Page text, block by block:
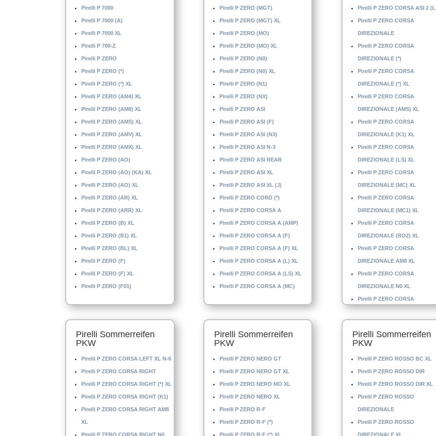
Pirelli P 7000
Pirelli P 7000 (A)
Pirelli P 7000 XL
Pirelli P 700-Z
Pirelli P ZERO
Pirelli P ZERO (*)
Pirelli P ZERO (*) XL
Pirelli P ZERO (AM4) XL
Pirelli P ZERO (AM8) XL
Pirelli P ZERO (AMS) XL
Pirelli P ZERO (AMV) XL
Pirelli P ZERO (AMX) XL
Pirelli P ZERO (AO)
Pirelli P ZERO (AO) (KA) XL
Pirelli P ZERO (AO) XL
Pirelli P ZERO (AR) XL
Pirelli P ZERO (ARR) XL
Pirelli P ZERO (B) XL
Pirelli P ZERO (B1) XL
Pirelli P ZERO (BL) XL
Pirelli P ZERO (F)
Pirelli P ZERO (F) XL
Pirelli P ZERO (F01)
Pirelli Sommerreifen
PKW
Pirelli P ZERO CORSA LEFT XL N-6
Pirelli P ZERO CORSA RIGHT
Pirelli P ZERO CORSA RIGHT (*) XL
Pirelli P ZERO CORSA RIGHT (K1)
Pirelli P ZERO CORSA RIGHT AM8
XL
Pirelli P ZERO CORSA RIGHT N0
Pirelli P ZERO (MGT)
Pirelli P ZERO (MGT) XL
Pirelli P ZERO (MO)
Pirelli P ZERO (MO) XL
Pirelli P ZERO (N0)
Pirelli P ZERO (N0) XL
Pirelli P ZERO (N1)
Pirelli P ZERO (NX)
Pirelli P ZERO ASI
Pirelli P ZERO ASI (F)
Pirelli P ZERO ASI (N3)
Pirelli P ZERO ASI N-3
Pirelli P ZERO ASI REAR
Pirelli P ZERO ASI XL
Pirelli P ZERO ASI XL (J)
Pirelli P ZERO CORD (*)
Pirelli P ZERO CORSA A
Pirelli P ZERO CORSA A (AMP)
Pirelli P ZERO CORSA A (F)
Pirelli P ZERO CORSA A (F) XL
Pirelli P ZERO CORSA A (L) XL
Pirelli P ZERO CORSA A (LS) XL
Pirelli P ZERO CORSA A (MC)
Pirelli Sommerreifen
PKW
Pirelli P ZERO NERO GT
Pirelli P ZERO NERO GT XL
Pirelli P ZERO NERO MO XL
Pirelli P ZERO NERO XL
Pirelli P ZERO R-F
Pirelli P ZERO R-F (*)
Pirelli P ZERO R-F (*) XL
Pirelli P ZERO CORSA ASI 2
Pirelli P ZERO CORSA
DIREZIONALE
Pirelli P ZERO CORSA
DIREZIONALE (*)
Pirelli P ZERO CORSA
DIREZIONALE (*) XL
Pirelli P ZERO CORSA
DIREZIONALE (AMS) XL
Pirelli P ZERO CORSA
DIREZIONALE (K1) XL
Pirelli P ZERO CORSA
DIREZIONALE (LS) XL
Pirelli P ZERO CORSA
DIREZIONALE (MC) XL
Pirelli P ZERO CORSA
DIREZIONALE (MC1) XL
Pirelli P ZERO CORSA
DIREZIONALE (RO2) XL
Pirelli P ZERO CORSA
DIREZIONALE AM8 XL
Pirelli P ZERO CORSA
DIREZIONALE N0 XL
Pirelli P ZERO CORSA
DIREZIONALE N-6
DIREZIONALE XL
Pirelli P ZERO CORSA
DIREZIONALE(AMP) XL
Pirelli P ZERO CORSA LEFT
Pirelli P ZERO CORSA LEFT
Pirelli P ZERO CORSA LEFT
Pirelli Sommerreifen
PKW
Pirelli P ZERO ROSSO BC XL
Pirelli P ZERO ROSSO DIR
Pirelli P ZERO ROSSO DIR XL
Pirelli P ZERO ROSSO
DIREZIONALE
Pirelli P ZERO ROSSO
DIREZIONALE XL